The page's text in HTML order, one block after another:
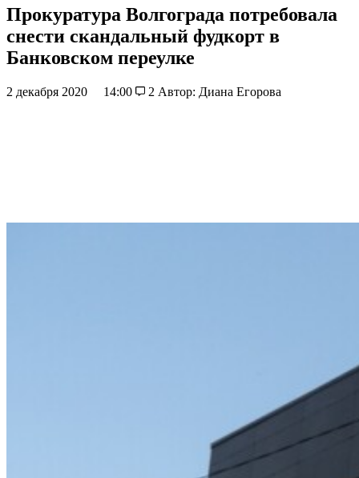
Прокуратура Волгограда потребовала
снести скандальный фудкорт в
Банковском переулке
2 декабря 2020 14:00 2 Автор: Диана Егорова